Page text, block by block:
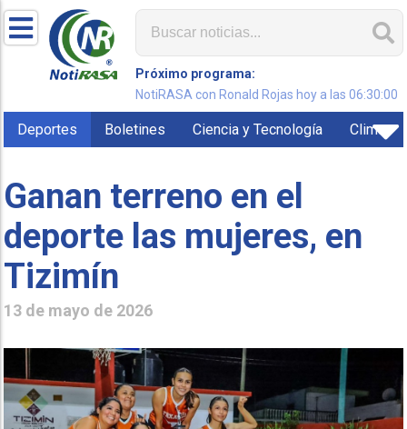
Próximo programa:
NotiRASA con Ronald Rojas hoy a las 06:30:00
Deportes Boletines Ciencia y Tecnología Clima
Ganan terreno en el
deporte las mujeres, en
Tizimín
13 de mayo de 2026